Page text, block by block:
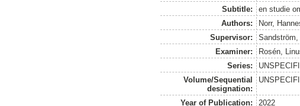
Subtitle:
en studie
Authors:
Norr,
Supervisor:
Sandström,
Examiner:
Rosén,
Series:
Volume/Sequential
designation:
Year of Publication: 2022